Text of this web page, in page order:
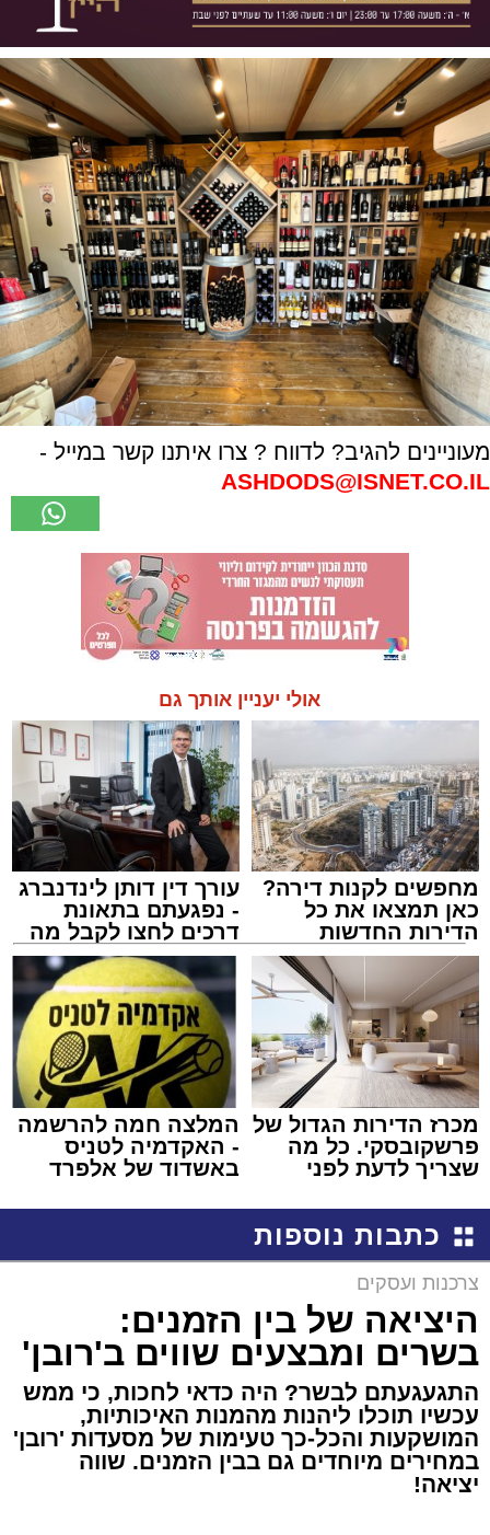
מעוניינים להגיב? לדווח ? צרו איתנו קשר במייל -
ASHDODS@ISNET.CO.IL
אולי יעניין אותך גם
מחפשים לקנות דירה?
כאן תמצאו את כל
הדירות החדשות
למכירה באשדוד >>>
עורך דין דותן לינדנברג
- נפגעתם בתאונת
דרכים לחצו לקבל מה
שמגיע לכם
מכרז הדירות הגדול של
פרשקובסקי. כל מה
שצריך לדעת לפני
באשדוד
המלצה חמה להרשמה
- האקדמיה לטניס
באשדוד של אלפרד
כתבות נוספות
צרכנות ועסקים
היציאה של בין הזמנים:
בשרים ומבצעים שווים ב'רובן'
התגעגעתם לבשר? היה כדאי לחכות, כי ממש
עכשיו תוכלו ליהנות מהמנות האיכותיות,
המושקעות והכל-כך טעימות של מסעדות 'רובן'
במחירים מיוחדים גם בבין הזמנים. שווה
יציאה!